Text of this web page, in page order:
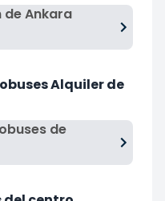
de Ankara
Alquiler de
de